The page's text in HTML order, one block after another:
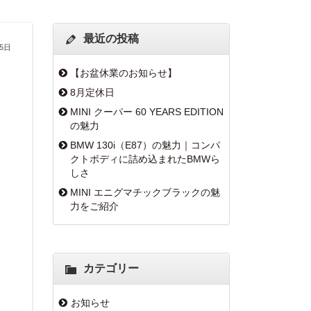
日
最近の投稿
【お盆休業のお知らせ】
8月定休日
MINI クーパー 60 YEARS EDITION
の魅力
BMW 130i（E87）の魅力｜コンパ
クトボディに詰め込まれたBMWら
しさ
MINI エニグマチックブラックの魅
力をご紹介
カテゴリー
お知らせ